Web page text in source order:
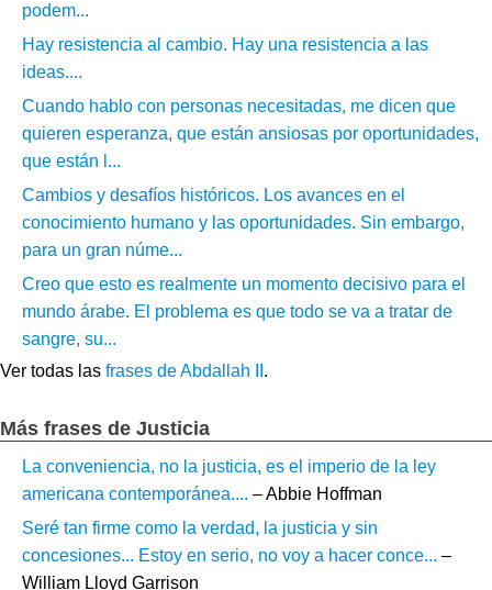
podem...
Hay resistencia al cambio. Hay una resistencia a las
ideas....
Cuando hablo con personas necesitadas, me dicen que
quieren esperanza, que están ansiosas por oportunidades,
que están l...
Cambios y desafíos históricos. Los avances en el
conocimiento humano y las oportunidades. Sin embargo,
para un gran núme...
Creo que esto es realmente un momento decisivo para el
mundo árabe. El problema es que todo se va a tratar de
sangre, su...
Ver todas las frases de Abdallah II .
Más frases de Justicia
La conveniencia, no la justicia, es el imperio de la ley
americana contemporánea.... – Abbie Hoffman
Seré tan firme como la verdad, la justicia y sin
concesiones... Estoy en serio, no voy a hacer conce... –
William Lloyd Garrison